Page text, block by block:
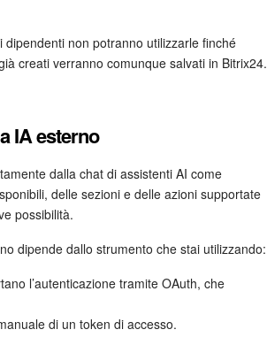
non potranno utilizzarle finché
creati verranno comunque salvati in Bitrix24.
IA esterno
dalla chat di assistenti AI come
delle sezioni e delle azioni supportate
possibilità.
dipende dallo strumento che stai utilizzando:
l’autenticazione tramite OAuth, che
di un token di accesso.